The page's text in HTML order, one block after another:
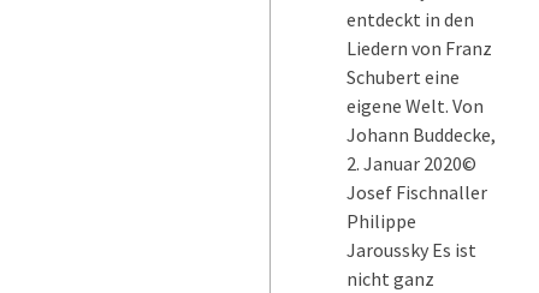
entdeckt in den
Liedern von Franz
Schubert eine
eigene Welt. Von
Johann Buddecke,
2. Januar 2020©
Josef Fischnaller
Philippe
Jaroussky Es ist
nicht ganz